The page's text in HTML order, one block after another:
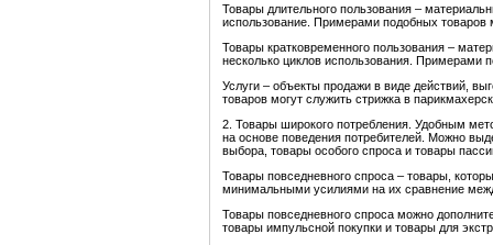
Товары длительного пользования –
использование. Примерами подобных товаров
Товары кратковременного пользования –
несколько циклов использования. Примерами
Услуги – объекты продажи в виде действий,
товаров могут служить стрижка в
2. Товары широкого потребления. Удобным
на основе поведения потребителей. Можно
выбора, товары особого спроса и товары
Товары повседневного спроса – товары,
минимальными усилиями на их сравнение
Товары повседневного спроса можно
товары импульсной покупки и товары для